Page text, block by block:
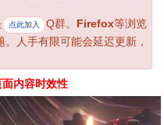
点此加入 Q群。 Firefox等浏览
人手有限可能会延迟更新，
面内容时效性